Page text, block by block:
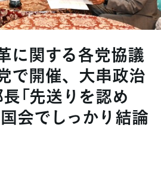
に関する各党協議
で開催、大串政治
「先送りを認め
会でしっかり結論